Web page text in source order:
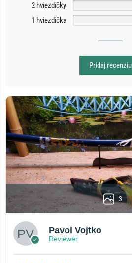
2 hviezdičky
1 hviezdička
Pridaj recenziu
3
Pavol Vojtko
Reviewer